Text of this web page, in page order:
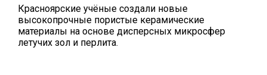
Красноярские учёные создали новые
высокопрочные пористые керамические
материалы на основе дисперсных микросфер
летучих зол и перлита.